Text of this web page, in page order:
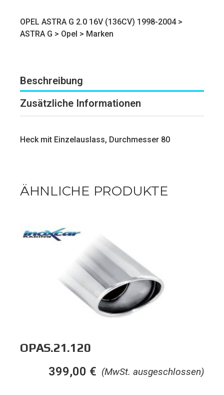
OPEL ASTRA G 2.0 16V (136CV) 1998-2004 >
ASTRA G > Opel > Marken
Beschreibung
Zusätzliche Informationen
Heck mit Einzelauslass, Durchmesser 80
ÄHNLICHE PRODUKTE
OPAS.21.120
(MwSt. ausgeschlossen)
399,00 €